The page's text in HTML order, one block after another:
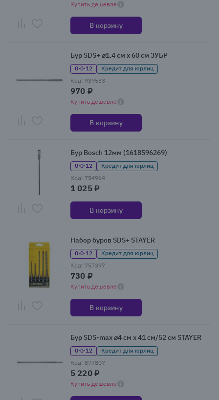
Купить дешевле
В корзину
Бур SDS+ ⌀1.4 см x 60 см ЗУБР
0·0·12
Кредит для юрлиц
Код: 939533
970 ₽
Купить дешевле
В корзину
Бур Bosch 12мм (1618596269)
0·0·12
Кредит для юрлиц
Код: 754964
1 025 ₽
В корзину
Набор буров SDS+ STAYER
0·0·12
Кредит для юрлиц
Код: 757397
730 ₽
Купить дешевле
В корзину
Бур SDS-max ⌀4 см x 41 см/52 см STAYER
0·0·12
Кредит для юрлиц
Код: 877807
5 220 ₽
Купить дешевле